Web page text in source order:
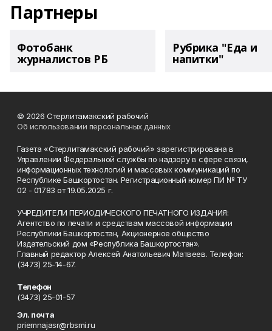
Партнеры
Фотобанк
журналистов РБ
Рубрика "Еда и
напитки"
© 2026 Стерлитамакский рабочий
Об использовании персональных данных
Газета «Стерлитамакский рабочий» зарегистрирована в
Управлении Федеральной службы по надзору в сфере связи,
информационных технологий и массовых коммуникаций по
Республике Башкортостан. Регистрационный номер ПИ № ТУ
02 - 01783 от 19.05.2025 г.
УЧРЕДИТЕЛИ ПЕРИОДИЧЕСКОГО ПЕЧАТНОГО ИЗДАНИЯ:
Агентство по печати и средствам массовой информации
Республики Башкортостан, Акционерное общество
Издательский дом «Республика Башкортостан».
Главный редактор Алексей Анатольевич Матвеев. Телефон:
(3473) 25-14-67.
Телефон
(3473) 25-01-57
Эл. почта
priemnajasr@rbsmi.ru